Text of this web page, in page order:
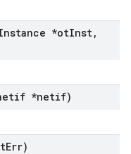
*otInst,
*netif)
Err)